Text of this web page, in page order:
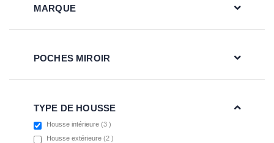
MARQUE
POCHES MIROIR
TYPE DE HOUSSE
Housse intérieure 3 items
Housse extérieure 2 items